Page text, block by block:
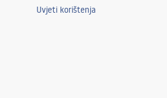
Uvjeti korištenja